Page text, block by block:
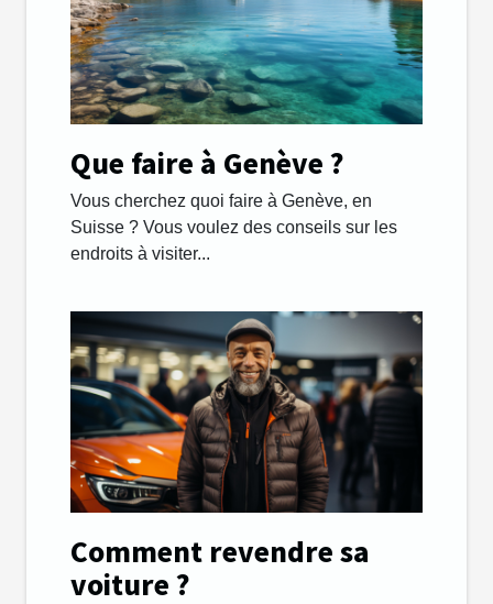
Que faire à Genève ?
Vous cherchez quoi faire à Genève, en
Suisse ? Vous voulez des conseils sur les
endroits à visiter...
Comment revendre sa
voiture ?